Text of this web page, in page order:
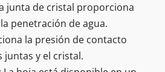
junta de cristal proporciona
penetración de agua.
la presión de contacto
juntas y el cristal.